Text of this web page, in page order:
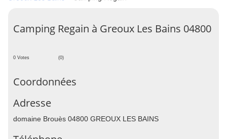
Camping Regain à Greoux Les Bains 04800
0 Votes (0)
Coordonnées
Adresse
domaine Brouès 04800 GREOUX LES BAINS